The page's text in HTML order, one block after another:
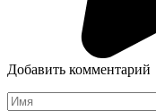
Добавить комментарий
Имя